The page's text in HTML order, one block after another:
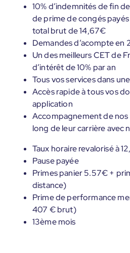
10% d’indemnités de fin
de prime de congés
total brut de 14,67€
Demandes d’acompte en
Un des meilleurs CET de
d’intérêt de 10% par an
Tous vos services dans
Accès rapide à tous vos
application
Accompagnement de
long de leur carrière avec
Taux horaire revalorisé à
Pause payée
Primes panier 5.57€ +
distance)
Prime de performance
407 € brut)
13ème mois